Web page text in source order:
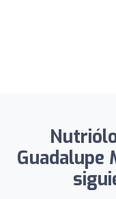
Guadalupe